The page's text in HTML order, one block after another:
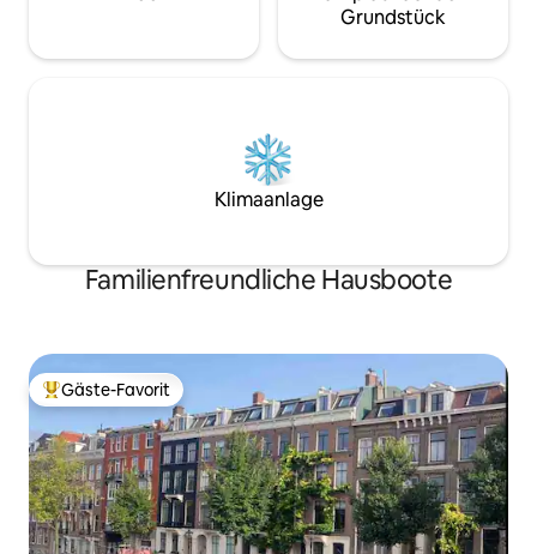
Grundstück
Klimaanlage
Familienfreundliche Hausboote
Beliebter Gäste-Favorit.
Gäste-Favorit